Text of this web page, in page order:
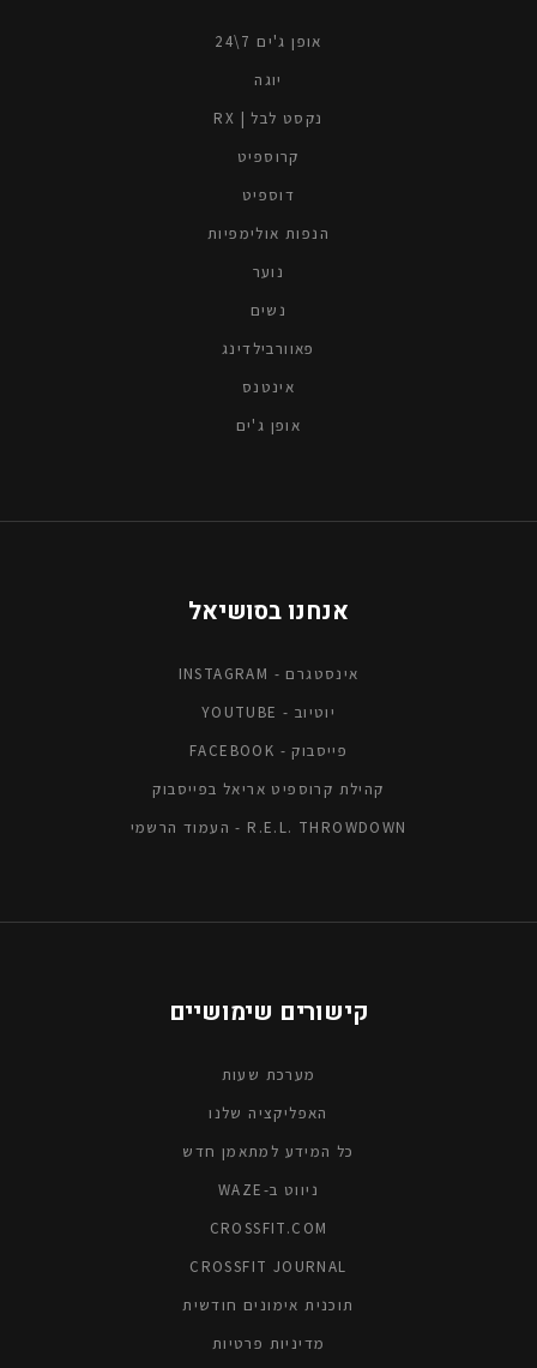
אופן ג'ים 7\24
יוגה
נקסט לבל | RX
קרוספיט
דוספיט
הנפות אולימפיות
נוער
נשים
פאוורבילדינג
אינטנס
אופן ג'ים
אנחנו בסושיאל
אינסטגרם - INSTAGRAM
יוטיוב - YOUTUBE
פייסבוק - FACEBOOK
קהילת קרוספיט אריאל בפייסבוק
R.E.L. THROWDOWN - העמוד הרשמי
קישורים שימושיים
מערכת שעות
האפליקציה שלנו
כל המידע למתאמן חדש
ניווט ב-WAZE
CROSSFIT.COM
CROSSFIT JOURNAL
תוכנית אימונים חודשית
מדיניות פרטיות